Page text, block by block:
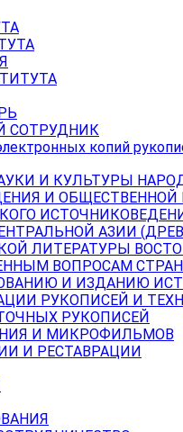
СОТРУДНИК
копий
И КУЛЬТУРЫ
И
АЗИИ
ЛИТЕРАТУРЫ
ВОПРОСАМ
И ИЗДАНИЮ
РУКОПИСЕЙ И
РУКОПИСЕЙ
И МИКРОФИЛЬМОВ
И РЕСТАВРАЦИИ